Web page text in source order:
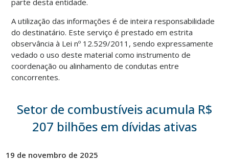
parte desta entidade.
A utilização das informações é de inteira responsabilidade
do destinatário. Este serviço é prestado em estrita
observância à Lei nº 12.529/2011, sendo expressamente
vedado o uso deste material como instrumento de
coordenação ou alinhamento de condutas entre
concorrentes.
Setor de combustíveis acumula R$
207 bilhões em dívidas ativas
19 de novembro de 2025